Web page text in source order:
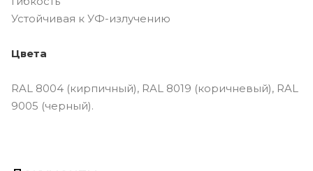
Устойчивая к УФ-излучению
Цвета
RAL 8004 (кирпичный), RAL 8019 (коричневый), RAL
9005 (черный).